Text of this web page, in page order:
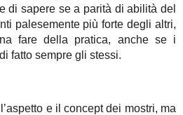
di sapere se a parità di abilità del
palesemente più forte degli altri,
fare della pratica, anche se i
fatto sempre gli stessi.
e il concept dei mostri, ma